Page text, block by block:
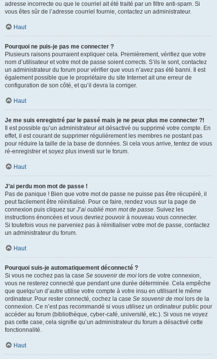
adresse incorrecte ou que le courriel ait été traité par un filtre anti-spam. Si
vous êtes sûr de l’adresse courriel fournie, contactez un administrateur.
Haut
Pourquoi ne puis-je pas me connecter ?
Plusieurs raisons pourraient expliquer cela. Premièrement, vérifiez que votre
nom d’utilisateur et votre mot de passe soient corrects. S’ils le sont, contactez
un administrateur du forum pour vérifier que vous n’avez pas été banni. Il est
également possible que le propriétaire du site Internet ait une erreur de
configuration de son côté, et qu’il devra la corriger.
Haut
Je me suis enregistré par le passé mais je ne peux plus me connecter ?!
Il est possible qu’un administrateur ait désactivé ou supprimé votre compte. En
effet, il est courant de supprimer régulièrement les membres ne postant pas
pour réduire la taille de la base de données. Si cela vous arrive, tentez de vous
ré-enregistrer et soyez plus investi sur le forum.
Haut
J’ai perdu mon mot de passe !
Pas de panique ! Bien que votre mot de passe ne puisse pas être récupéré, il
peut facilement être réinitialisé. Pour ce faire, rendez vous sur la page de
connexion puis cliquez sur J’ai oublié mon mot de passe. Suivez les
instructions énoncées et vous devriez pouvoir à nouveau vous connecter.
Si toutefois vous ne parveniez pas à réinitialiser votre mot de passe, contactez
un administrateur du forum.
Haut
Pourquoi suis-je automatiquement déconnecté ?
Si vous ne cochez pas la case Se souvenir de moi lors de votre connexion,
vous ne resterez connecté que pendant une durée déterminée. Cela empêche
que quelqu’un d’autre utilise votre compte à votre insu en utilisant le même
ordinateur. Pour rester connecté, cochez la case Se souvenir de moi lors de la
connexion. Ce n’est pas recommandé si vous utilisez un ordinateur public pour
accéder au forum (bibliothèque, cyber-café, université, etc.). Si vous ne voyez
pas cette case, cela signifie qu’un administrateur du forum a désactivé cette
fonctionnalité.
Haut